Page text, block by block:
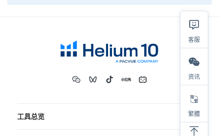
工具总览
客服
资讯
繁體